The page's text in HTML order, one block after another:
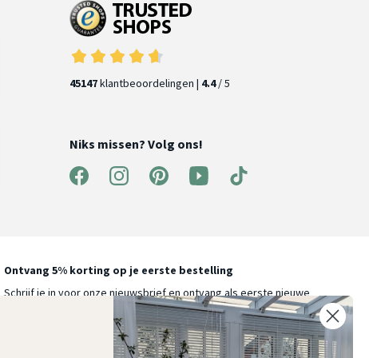
45147klantbeoordelingen | 4.4/ 5
Niks missen? Volg ons!
Ontvang 5% korting op je eerste bestelling
Schrijf je in voor onze nieuwsbrief en ontvang als eerste nieuwe
wooninspiratie, collecties en aanbiedingen